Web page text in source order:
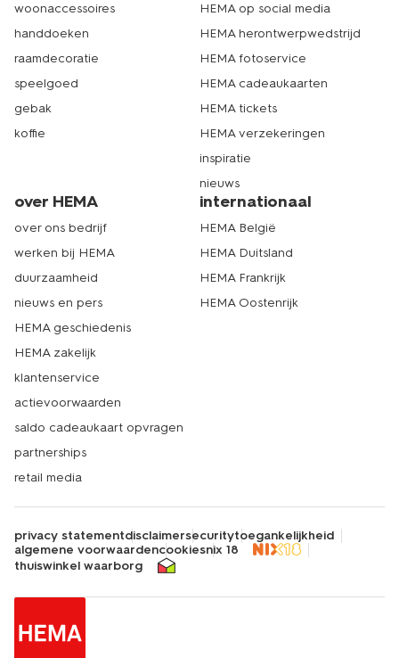
woonaccessoires
handdoeken
raamdecoratie
speelgoed
gebak
koffie
HEMA op social media
HEMA herontwerpwedstrijd
HEMA fotoservice
HEMA cadeaukaarten
HEMA tickets
HEMA verzekeringen
inspiratie
nieuws
over HEMA
over ons bedrijf
werken bij HEMA
duurzaamheid
nieuws en pers
HEMA geschiedenis
HEMA zakelijk
klantenservice
actievoorwaarden
saldo cadeaukaart opvragen
partnerships
retail media
internationaal
HEMA België
HEMA Duitsland
HEMA Frankrijk
HEMA Oostenrijk
privacy statementdisclaimersecuritytoegankelijkheid
algemene voorwaardencookiesnix 18
thuiswinkel waarborg